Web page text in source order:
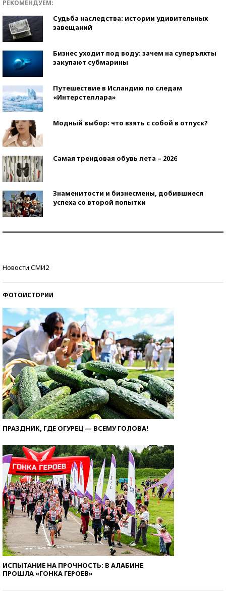
РЕКОМЕНДУЕМ:
Судьба наследства: истории удивительных
завещаний
Бизнес уходит под воду: зачем на суперъяхты
закупают субмарины
Путешествие в Исландию по следам
«Интерстеллара»
Модный выбор: что взять с собой в отпуск?
Самая трендовая обувь лета – 2026
Знаменитости и бизнесмены, добившиеся
успеха со второй попытки
Новости СМИ2
ФОТОИСТОРИИ
ПРАЗДНИК, ГДЕ ОГУРЕЦ — ВСЕМУ ГОЛОВА!
ИСПЫТАНИЕ НА ПРОЧНОСТЬ: В АЛАБИНЕ
ПРОШЛА «ГОНКА ГЕРОЕВ»